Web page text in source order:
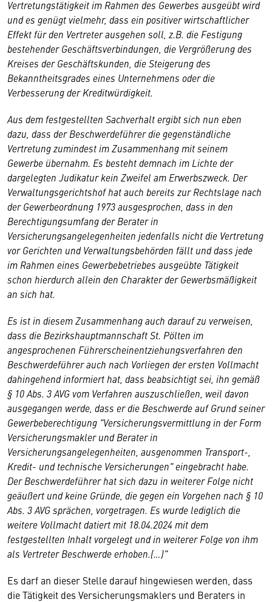
Vertretungstätigkeit im Rahmen des Gewerbes ausgeübt wird
und es genügt vielmehr, dass ein positiver wirtschaftlicher
Effekt für den Vertreter ausgehen soll, z.B. die Festigung
bestehender Geschäftsverbindungen, die Vergrößerung des
Kreises der Geschäftskunden, die Steigerung des
Bekanntheitsgrades eines Unternehmens oder die
Verbesserung der Kreditwürdigkeit.
Aus dem festgestellten Sachverhalt ergibt sich nun eben
dazu, dass der Beschwerdeführer die gegenständliche
Vertretung zumindest im Zusammenhang mit seinem
Gewerbe übernahm. Es besteht demnach im Lichte der
dargelegten Judikatur kein Zweifel am Erwerbszweck. Der
Verwaltungsgerichtshof hat auch bereits zur Rechtslage nach
der Gewerbeordnung 1973 ausgesprochen, dass in den
Berechtigungsumfang der Berater in
Versicherungsangelegenheiten jedenfalls nicht die Vertretung
vor Gerichten und Verwaltungsbehörden fällt und dass jede
im Rahmen eines Gewerbebetriebes ausgeübte Tätigkeit
schon hierdurch allein den Charakter der Gewerbsmäßigkeit
an sich hat.
Es ist in diesem Zusammenhang auch darauf zu verweisen,
dass die Bezirkshauptmannschaft St. Pölten im
angesprochenen Führerscheinentziehungsverfahren den
Beschwerdeführer auch nach Vorliegen der ersten Vollmacht
dahingehend informiert hat, dass beabsichtigt sei, ihn gemäß
§ 10 Abs. 3 AVG vom Verfahren auszuschließen, weil davon
ausgegangen werde, dass er die Beschwerde auf Grund seiner
Gewerbeberechtigung "Versicherungsvermittlung in der Form
Versicherungsmakler und Berater in
Versicherungsangelegenheiten, ausgenommen Transport-,
Kredit- und technische Versicherungen" eingebracht habe.
Der Beschwerdeführer hat sich dazu in weiterer Folge nicht
geäußert und keine Gründe, die gegen ein Vorgehen nach § 10
Abs. 3 AVG sprächen, vorgetragen. Es wurde lediglich die
weitere Vollmacht datiert mit 18.04.2024 mit dem
festgestellten Inhalt vorgelegt und in weiterer Folge von ihm
als Vertreter Beschwerde erhoben.(…)"
Es darf an dieser Stelle darauf hingewiesen werden, dass
die Tätigkeit des Versicherungsmaklers und Beraters in